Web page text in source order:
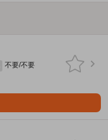
不要/不要